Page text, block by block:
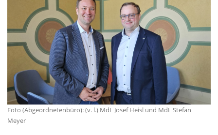
Foto (Abgeordnetenbüro): (v. l.) MdL Josef Heisl und MdL Stefan
Meyer